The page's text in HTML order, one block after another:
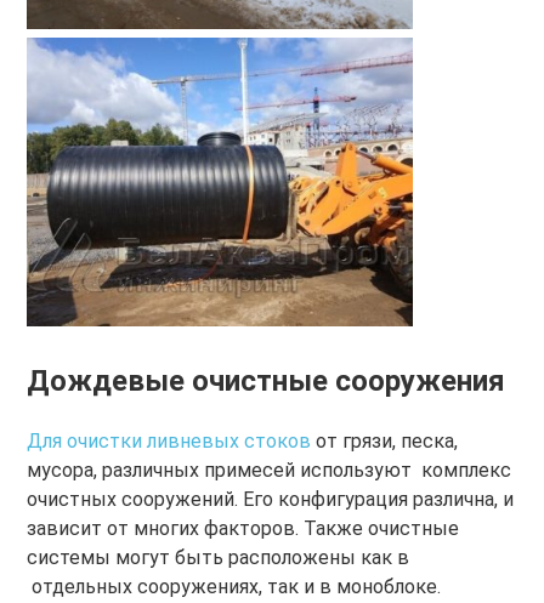
Дождевые очистные сооружения
Для очистки ливневых стоков от грязи, песка,
мусора, различных примесей используют комплекс
очистных сооружений. Его конфигурация различна, и
зависит от многих факторов. Также очистные
системы могут быть расположены как в
отдельных сооружениях, так и в моноблоке.